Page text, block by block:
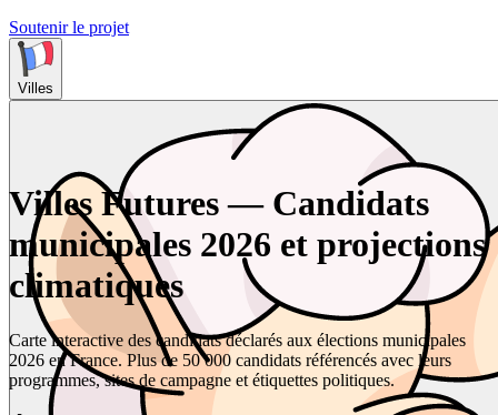
Soutenir le projet
Villes
Villes Futures — Candidats
municipales 2026 et projections
climatiques
Carte interactive des candidats déclarés aux élections municipales
2026 en France. Plus de 50 000 candidats référencés avec leurs
programmes, sites de campagne et étiquettes politiques.